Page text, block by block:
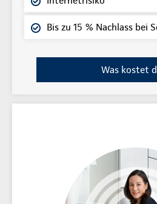
Bis zu 15 % Nachlass bei
Was kostet